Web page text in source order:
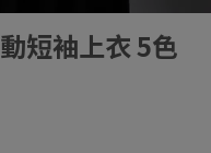
短袖上衣 5色